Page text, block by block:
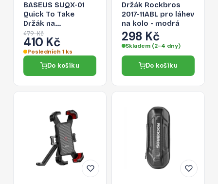
BASEUS SUQX-01
Quick To Take
Držák na
kolo/motocykl pro
telefony 4,7-6,7",
černý
479 Kč
410 Kč
Posledních 1 ks
Do košíku
Držák Rockbros
2017-11ABL pro láhev
na kolo - modrá
298 Kč
Skladem (2-4 dny)
Do košíku